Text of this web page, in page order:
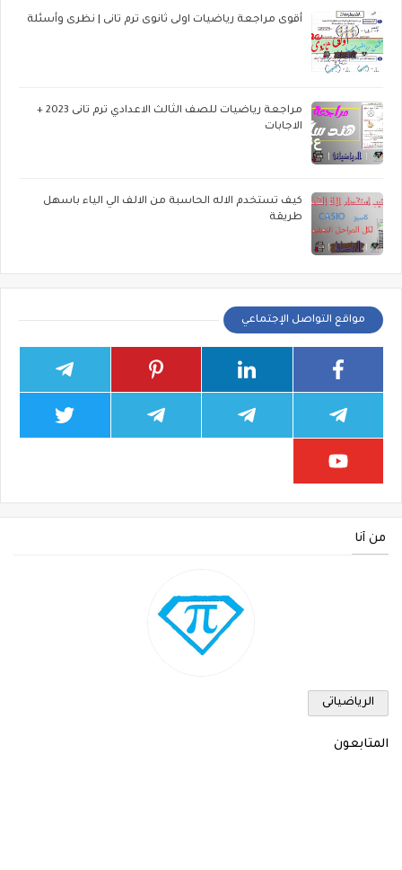
أقوى مراجعة رياضيات اولى ثانوى ترم تانى | نظرى وأسئلة
مراجعة رياضيات للصف الثالث الاعدادي ترم تانى 2023 +
الاجابات
كيف تستخدم الاله الحاسبة من الالف الي الياء باسهل
طريقة
مواقع التواصل الإجتماعي
من أنا
الرياضياتى
المتابعون